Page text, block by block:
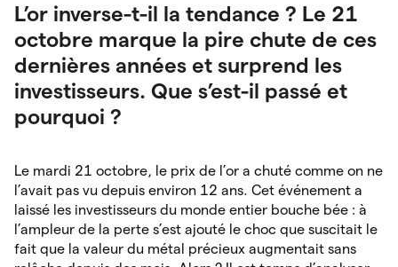
L’or inverse-t-il la tendance ? Le 21
octobre marque la pire chute de ces
dernières années et surprend les
investisseurs. Que s’est-il passé et
pourquoi ?
Le mardi 21 octobre, le prix de l’or a chuté comme on ne
l’avait pas vu depuis environ 12 ans. Cet événement a
laissé les investisseurs du monde entier bouche bée : à
l’ampleur de la perte s’est ajouté le choc que suscitait le
fait que la valeur du métal précieux augmentait sans